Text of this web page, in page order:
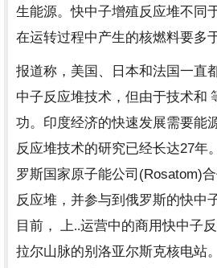
生能源。快中子增殖反应堆不同
在运转过程中产生的核燃料要多
报道称，美国、日本和法国一直
中子反应堆技术，但由于技术和
功。印度经济的快速发展需要能
反应堆技术的研究已经长达27年
罗斯国家原子能公司 (Rosatom)
反应堆，并参与到俄罗斯的快中
目前， 上..运营中的商用快中子
拉尔山脉的别洛亚尔斯克核电站